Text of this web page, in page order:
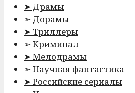
➤ Драмы
➣ Дорамы
➤ Триллеры
➢ Криминал
➤ Мелодрамы
➣ Научная фантастика
➤ Российские сериалы